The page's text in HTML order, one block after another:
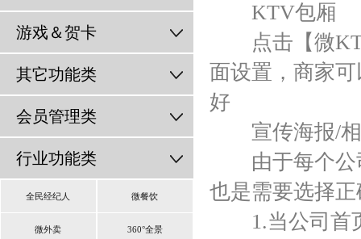
游戏＆贺卡
其它功能类
会员管理类
行业功能类
全民经纪人 微餐饮
微外卖 360°全景
KTV包厢
点击【微
面设置，商家
好
宣传海报/
由于每个公
也是需要选择
1.当公司首页